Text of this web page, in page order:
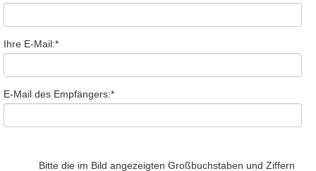
Ihre E-Mail:*
E-Mail des Empfängers:*
Bitte die im Bild angezeigten Großbuchstaben und Ziffern